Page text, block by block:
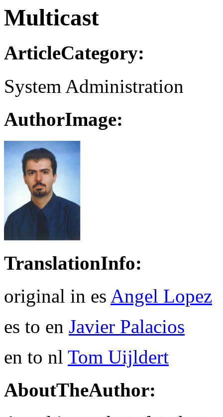
Multicast
ArticleCategory:
System Administration
AuthorImage:
TranslationInfo:
original in es Angel Lopez
es to en Javier Palacios
en to nl Tom Uijldert
AboutTheAuthor: